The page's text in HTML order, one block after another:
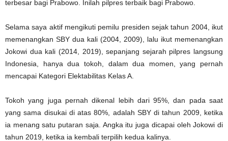
terbesar bagi Prabowo. Inilah pilpres terbaik bagi Prabowo.
Selama saya aktif mengikuti pemilu presiden sejak tahun 2004, ikut
memenangkan SBY dua kali (2004, 2009), lalu ikut memenangkan
Jokowi dua kali (2014, 2019), sepanjang sejarah pilpres langsung
Indonesia, hanya dua tokoh, dalam dua momen, yang pernah
mencapai Kategori Elektabilitas Kelas A.
Tokoh yang juga pernah dikenal lebih dari 95%, dan pada saat
yang sama disukai di atas 80%, adalah SBY di tahun 2009, ketika
ia menang satu putaran saja. Angka itu juga dicapai oleh Jokowi di
tahun 2019, ketika ia kembali terpilih kedua kalinya.